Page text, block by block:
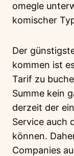
omegle
komischer
Der
kommen ist
Tarif zu
Summe kein
derzeit der
Service auch
können.
Companies